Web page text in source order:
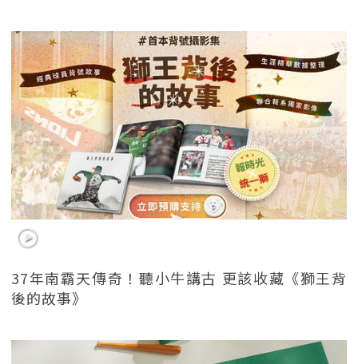
37年南霸天傳奇！聽小牛講古 更該收藏《獅王背
後的故事》